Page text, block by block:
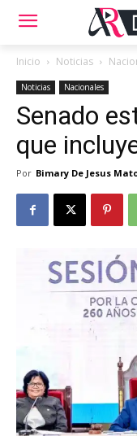
Inicio Noticias
Noticias Nacionales
Senado
que
Por Bimary De Jesus